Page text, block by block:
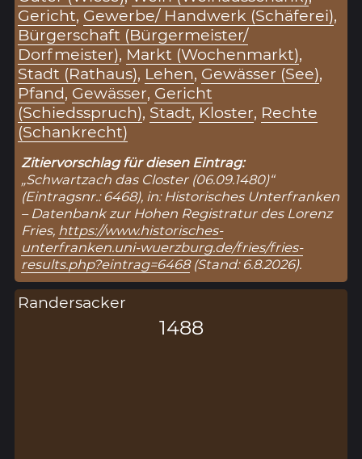
Gericht, Gewerbe/ Handwerk (Schäferei),
Bürgerschaft (Bürgermeister/
Dorfmeister), Markt (Wochenmarkt),
Stadt (Rathaus), Lehen, Gewässer (See),
Pfand, Gewässer, Gericht
(Schiedsspruch), Stadt, Kloster, Rechte
(Schankrecht)
Zitiervorschlag für diesen Eintrag:
„Schwartzach das Closter (06.09.1480)“
(Eintragsnr.: 6468), in: Historisches Unterfranken
– Datenbank zur Hohen Registratur des Lorenz
Fries, https://www.historisches-
unterfranken.uni-wuerzburg.de/fries/fries-
results.php?eintrag=6468(Stand: 6.8.2026).
Randersacker
1488